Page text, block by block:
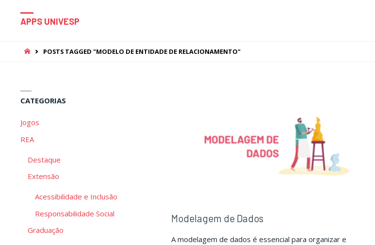
APPS UNIVESP
HOMEPOSTS TAGGED "MODELO DE ENTIDADE DE RELACIONAMENTO"
Modelagem de Dados
A modelagem de dados é essencial para organizar e
CATEGORIAS
Jogos
REA
Destaque
Extensão
Acessibilidade e Inclusão
Responsabilidade Social
Graduação